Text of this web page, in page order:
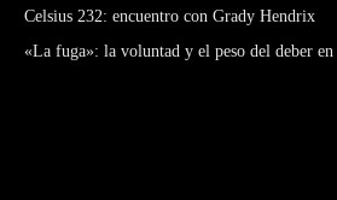
Celsius 232: encuentro con Grady Hendrix
«La fuga»: la voluntad y el peso del deber